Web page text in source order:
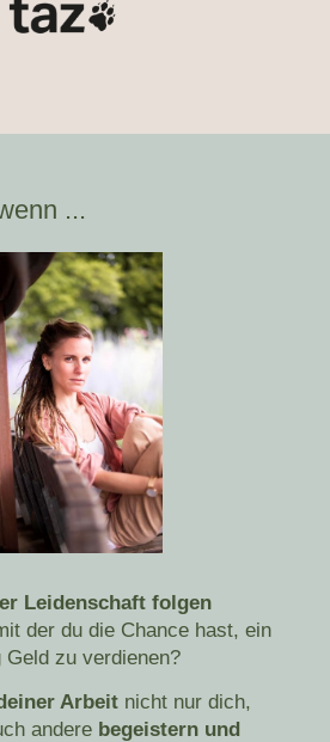
...
Leidenschaft folgen
der du die Chance hast, ein
Geld zu verdienen?
Arbeitnicht nur dich,
anderebegeistern und